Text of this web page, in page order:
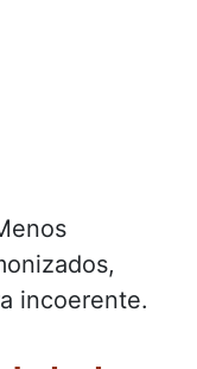
incoerente.